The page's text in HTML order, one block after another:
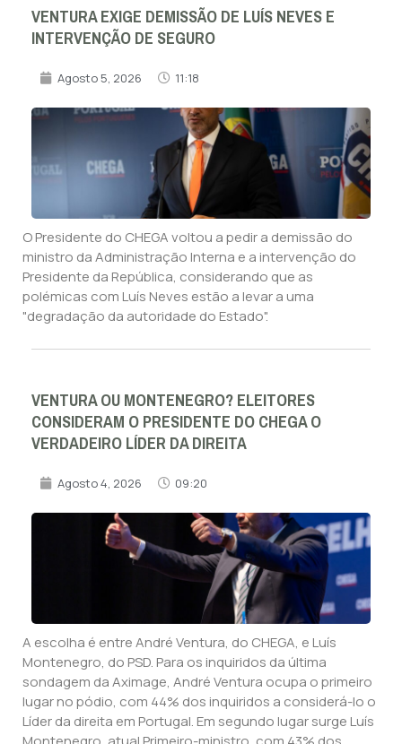
VENTURA EXIGE DEMISSÃO DE LUÍS NEVES E
INTERVENÇÃO DE SEGURO
Agosto 5, 2026 11:18
O Presidente do CHEGA voltou a pedir a demissão do
ministro da Administração Interna e a intervenção do
Presidente da República, considerando que as
polémicas com Luís Neves estão a levar a uma
"degradação da autoridade do Estado".
VENTURA OU MONTENEGRO? ELEITORES
CONSIDERAM O PRESIDENTE DO CHEGA O
VERDADEIRO LÍDER DA DIREITA
Agosto 4, 2026 09:20
A escolha é entre André Ventura, do CHEGA, e Luís
Montenegro, do PSD. Para os inquiridos da última
sondagem da Aximage, André Ventura ocupa o primeiro
lugar no pódio, com 44% dos inquiridos a considerá-lo o
Líder da direita em Portugal. Em segundo lugar surge Luís